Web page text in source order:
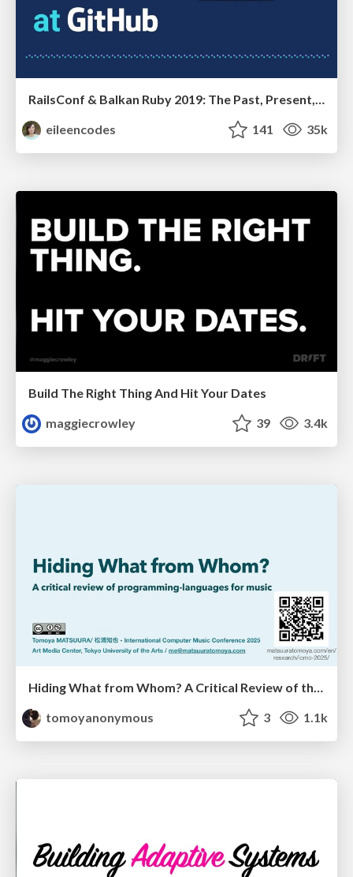
RailsConf & Balkan Ruby 2019: The Past, Present, and Future of Rails at GitHub
eileencodes
141 35k
Build The Right Thing And Hit Your Dates
maggiecrowley
39 3.4k
tomoyanonymous
3 1.1k